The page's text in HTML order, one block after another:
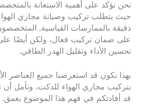
نحن نؤكد على أهمية الاستعانة
حيث يتطلب تركيب وصيانة مجاري
دقيقة بالممارسات القياسية.
على ضمان تركيب فعال، ولكن أيضًا
تحسين الأداء وتقليل الهدر الطاقي.
بهذا نكون قد استعرضنا جميع العناصر
بتركيب مجاري الهواء للدكت، ونأمل
قد أفادتكم في فهم هذا الموضوع بعمق.